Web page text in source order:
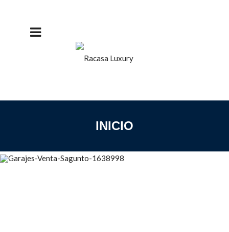
INICIO
DETALLES
GARAJE EN PUERTO DE